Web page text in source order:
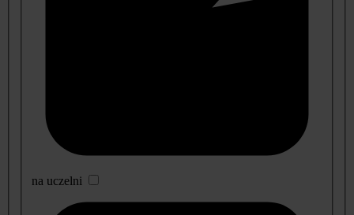
na uczelni